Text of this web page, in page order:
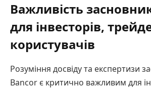
Важливість
для інвесторів,
користувачів
Розуміння досвіду та експертизи
Bancor є критично важливим для